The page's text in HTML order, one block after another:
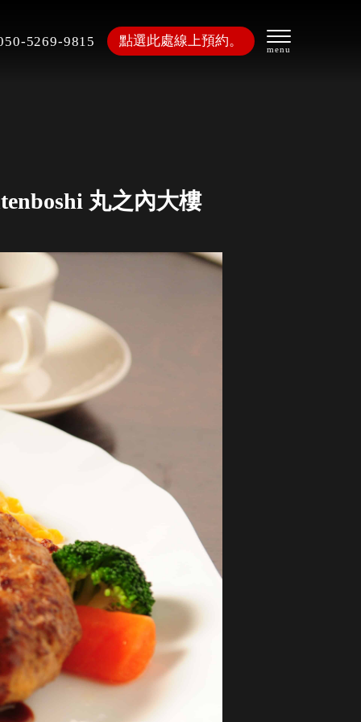
5269-9815 點選此處線上預約。
丸之內大樓